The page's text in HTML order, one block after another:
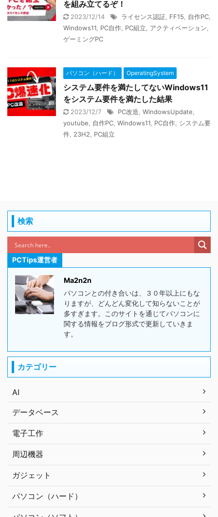
を組み立てるぞ！
2023/12/14 ライセンス認証 FF15 自作PC
Windows11 PC自作 PC組立 アクティベーション
ゲーミングPC
パソコン（ハード） OperatingSystem
システム要件を満たしてないWindows11
をシステム要件を満たした結果
2023/12/7 PC改造 WindowsUpdate
youtube
自作PC Windows11 PC自作 システム要
件 23H2 PC組立
検索
PCTips運営者
Ma2n2n
パソコンとの付き合いは、３０年以上にもな
りますが、どんどん変化して知らないことが
多すぎます。このサイトを通じてパソコンに
関する情報をブログ形式で更新していきま
す。
カテゴリー
AI
データベース
電子工作
周辺機器
ガジェット
パソコン（ハード）